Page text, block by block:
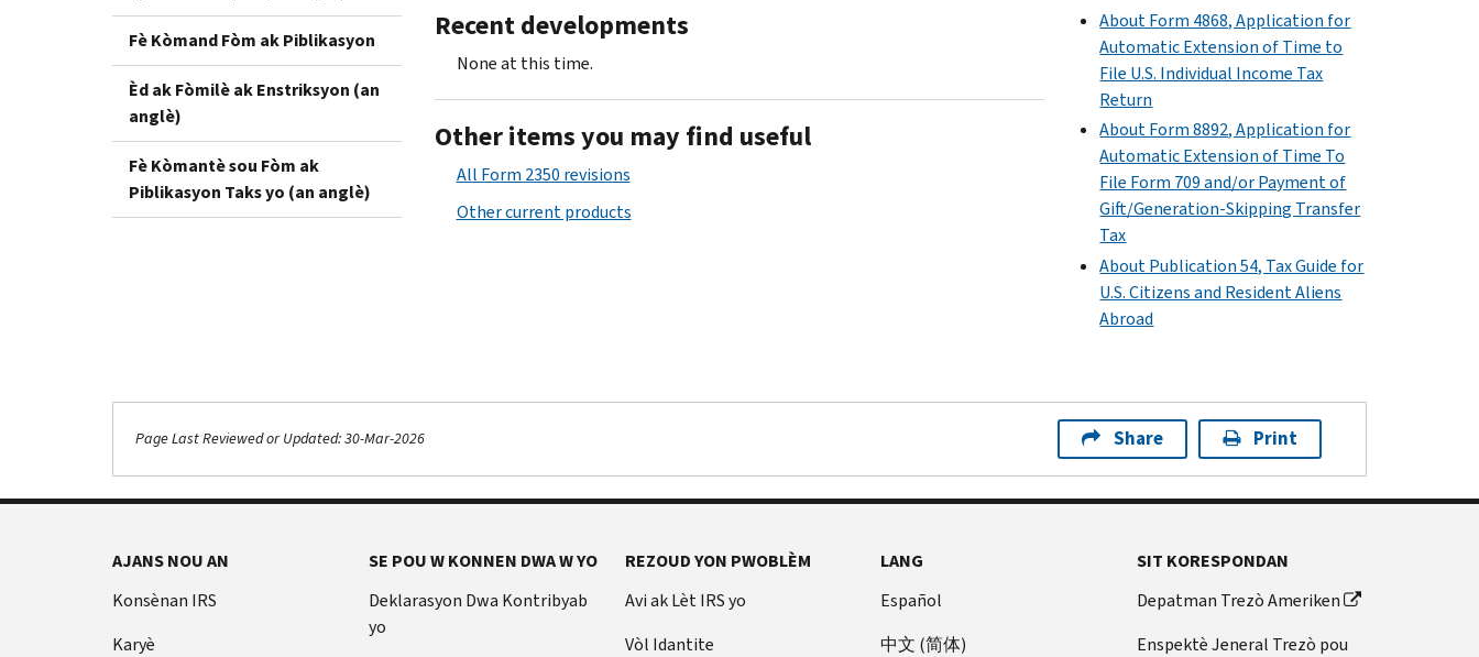
Fè Kòmand Fòm ak Piblikasyon
Èd ak Fòmilè ak Enstriksyon (an
anglè)
Fè Kòmantè sou Fòm ak
Piblikasyon Taks yo (an anglè)
Recent developments
None at this time.
Other items you may find useful
All Form 2350 revisions
Other current products
About Form 4868, Application for
Automatic Extension of Time to
File U.S. Individual Income Tax
Return
About Form 8892, Application for
Automatic Extension of Time To
File Form 709 and/or Payment of
Gift/Generation-Skipping Transfer
Tax
About Publication 54, Tax Guide for
U.S. Citizens and Resident Aliens
Abroad
Page Last Reviewed or Updated: 30-Mar-2026 Share Print
AJANS NOU AN
Konsènan IRS
Karyè
SE POU W KONNEN DWA W YO
Deklarasyon Dwa Kontribyab
yo
REZOUD YON PWOBLÈM
Avi ak Lèt IRS yo
Vòl Idantite
LANG
Español
中文 (简体)
SIT KORESPONDAN
Depatman Trezò Ameriken
Enspektè Jeneral Trezò pou